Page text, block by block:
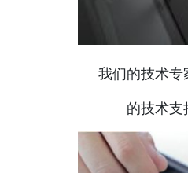
我们的技术
的技术支